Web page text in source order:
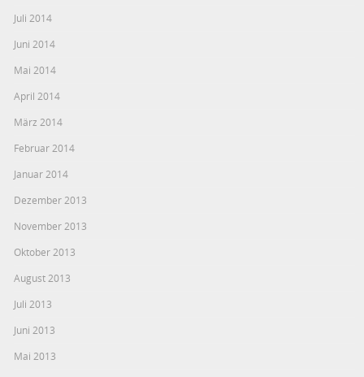
Juli 2014
Juni 2014
Mai 2014
April 2014
März 2014
Februar 2014
Januar 2014
Dezember 2013
November 2013
Oktober 2013
August 2013
Juli 2013
Juni 2013
Mai 2013